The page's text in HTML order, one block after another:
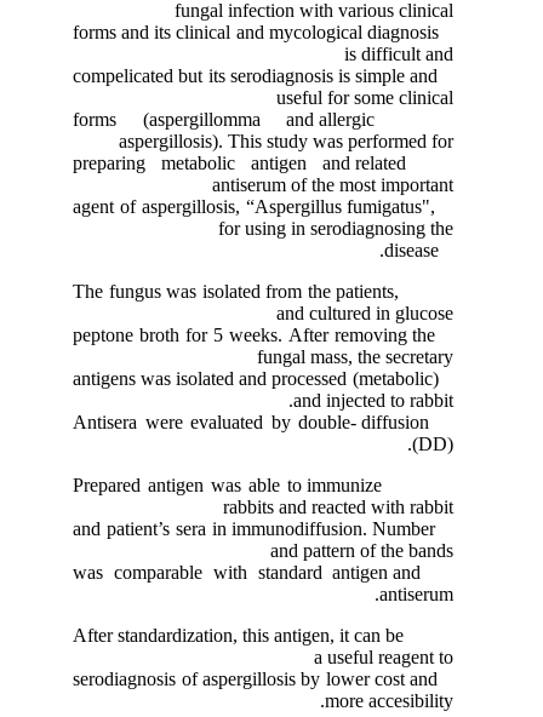
fungal infection with
forms and its clinical and mycological
compelicated but its serodiagnosis is
useful for
forms (aspergillomma and allergic
aspergillosis). This study was
preparing metabolic antigen and
antiserum of the most
agent of aspergillosis, “Aspergillus
for using in
The fungus was isolated from the
and cultured
peptone broth for 5 weeks. After
fungal mass, the
(metabolic) antigens was isolated and processed
and
Antisera were evaluated by double-
Prepared antigen was able to immunize
rabbits and reacted
and patient’s sera in immunodiffusion.
and pattern of
was comparable with standard
After standardization, this antigen, it can
serodiagnosis of aspergillosis by lower